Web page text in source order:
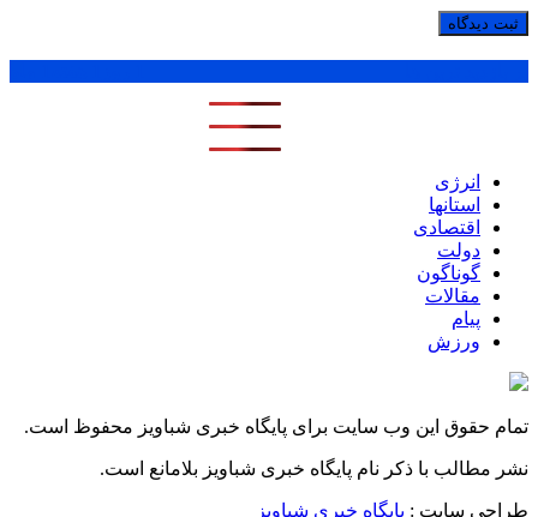
انرژی
استانها
اقتصادی
دولت
گوناگون
مقالات
پیام
ورزش
تمام حقوق این وب سایت برای پایگاه خبری شباویز محفوظ است.
نشر مطالب با ذکر نام پایگاه خبری شباویز بلامانع است.
طراحی سایت : پایگاه خبری شباویز